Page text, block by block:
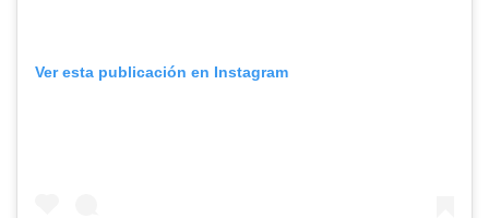
Ver esta publicación en Instagram